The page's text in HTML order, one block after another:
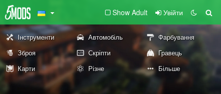
Show Adult Увійти
Інструменти Автомобіль
Фарбування
Зброя
Скріпти
Гравець
Карти
Різне Більше